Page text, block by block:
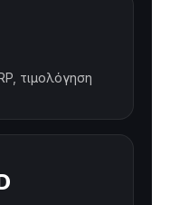
τιμολόγηση